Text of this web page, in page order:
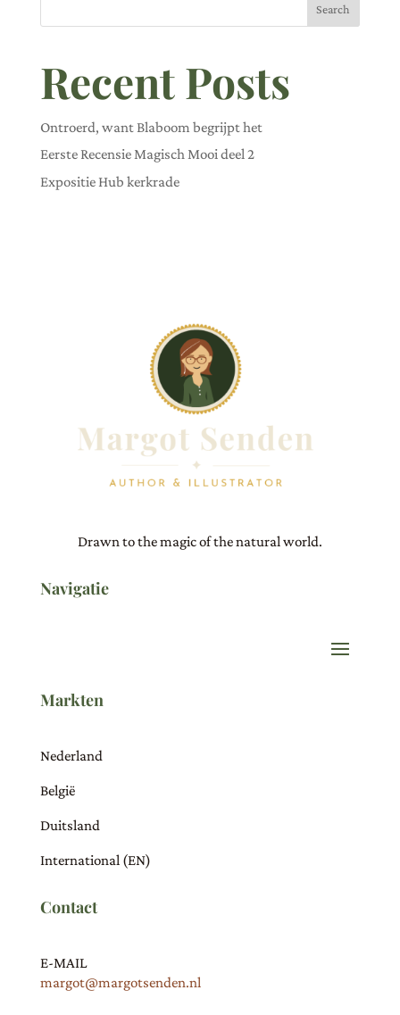
Search
Recent Posts
Ontroerd, want Blaboom begrijpt het
Eerste Recensie Magisch Mooi deel 2
Expositie Hub kerkrade
Drawn to the magic of the natural world.
Navigatie
Markten
Nederland
België
Duitsland
International (EN)
Contact
E-MAIL
margot@margotsenden.nl